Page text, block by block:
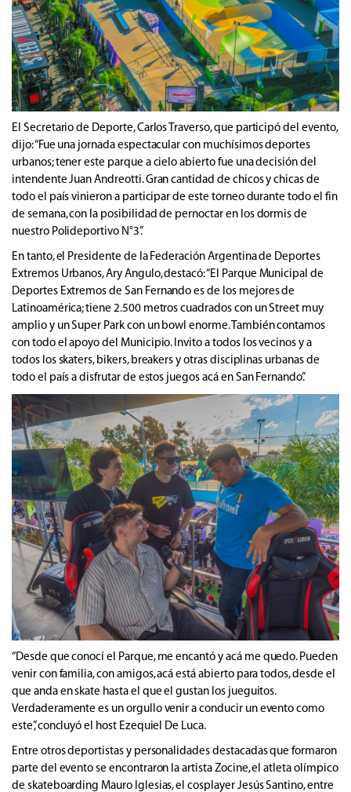
El Secretario de Deporte, Carlos Traverso, que participó del evento,
dijo: “Fue una jornada espectacular con muchísimos deportes
urbanos; tener este parque a cielo abierto fue una decisión del
intendente Juan Andreotti. Gran cantidad de chicos y chicas de
todo el país vinieron a participar de este torneo durante todo el fin
de semana, con la posibilidad de pernoctar en los dormis de
nuestro Polideportivo N°3”.
En tanto, el Presidente de la Federación Argentina de Deportes
Extremos Urbanos, Ary Angulo, destacó: “El Parque Municipal de
Deportes Extremos de San Fernando es de los mejores de
Latinoamérica; tiene 2.500 metros cuadrados con un Street muy
amplio y un Super Park con un bowl enorme. También contamos
con todo el apoyo del Municipio. Invito a todos los vecinos y a
todos los skaters, bikers, breakers y otras disciplinas urbanas de
todo el país a disfrutar de estos juegos acá en San Fernando”.
“Desde que conocí el Parque, me encantó y acá me quedo. Pueden
venir con familia, con amigos, acá está abierto para todos, desde el
que anda en skate hasta el que el gustan los jueguitos.
Verdaderamente es un orgullo venir a conducir un evento como
este”, concluyó el host Ezequiel De Luca.
Entre otros deportistas y personalidades destacadas que formaron
parte del evento se encontraron la artista Zocine, el atleta olímpico
de skateboarding Mauro Iglesias, el cosplayer Jesús Santino, entre